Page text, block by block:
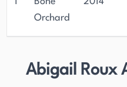
Orchard
Abigail Roux